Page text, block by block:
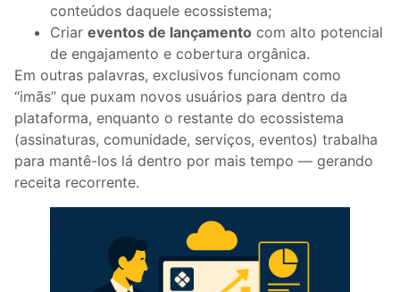
conteúdos daquele ecossistema;
Criar eventos de lançamento com alto potencial
de engajamento e cobertura orgânica.
Em outras palavras, exclusivos funcionam como
“imãs” que puxam novos usuários para dentro da
plataforma, enquanto o restante do ecossistema
(assinaturas, comunidade, serviços, eventos) trabalha
para mantê-los lá dentro por mais tempo — gerando
receita recorrente.